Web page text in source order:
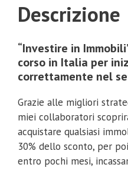
Descrizione
“Investire in
corso in Italia per
correttamente nel
Grazie alle migliori
miei collaboratori
acquistare qualsiasi
30% dello sconto, per
entro pochi mesi,